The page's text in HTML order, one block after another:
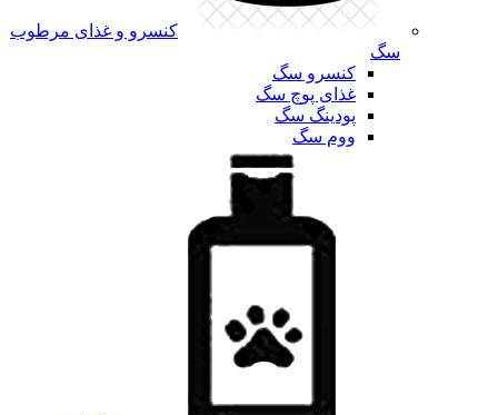
کنسرو و غذای مرطوب
سگ
کنسرو سگ
غذای پوچ سگ
پودینگ سگ
ووم سگ